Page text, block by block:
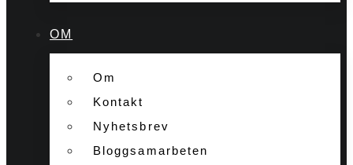
OM
Om
Kontakt
Nyhetsbrev
Bloggsamarbeten